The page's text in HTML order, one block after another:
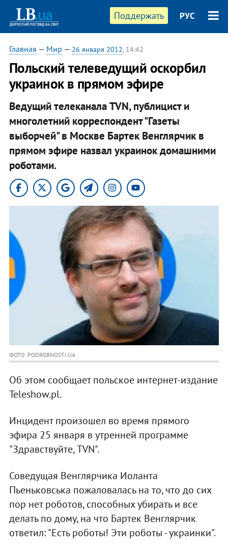
Поддержать РУС
Главная — Мир — 26 января 2012, 14:42
​Польский телеведущий оскорбил
украинок в прямом эфире
Ведущий телеканала TVN, публицист и
многолетний корреспондент "Газеты
выборчей" в Москве Бартек Венглярчик в
прямом эфире назвал украинок домашними
роботами.
ФОТО: PODROBNOSTI.UA
Об этом сообщает польское интернет-издание
Teleshow.pl.
Инцидент произошел во время прямого
эфира 25 января в утренней программе
"Здравствуйте, TVN".
Соведущая Венглярчика Иоланта
Пьеньковська пожаловалась на то, что до сих
пор нет роботов, способных убирать и все
делать по дому, на что Бартек Венглярчик
ответил: "Есть роботы! Эти роботы - украинки".